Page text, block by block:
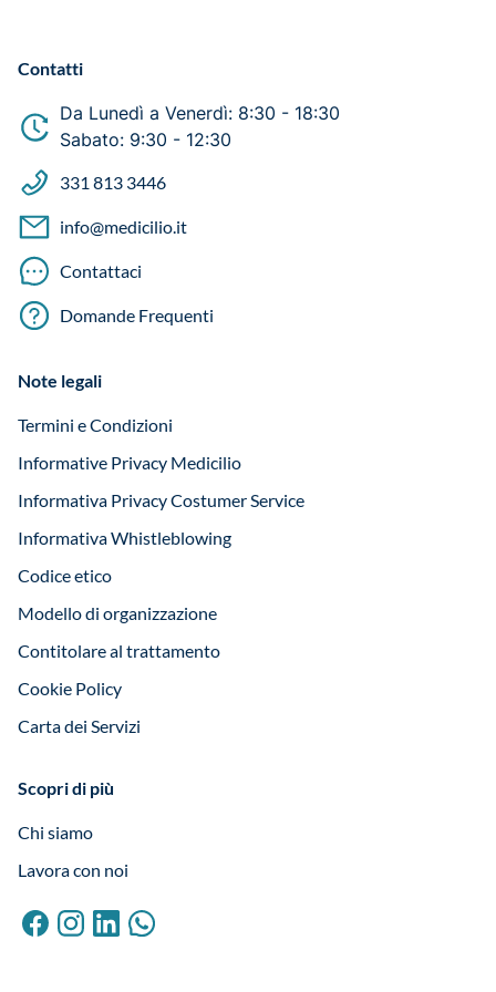
Contatti
Da Lunedì a Venerdì: 8:30 - 18:30
Sabato: 9:30 - 12:30
331 813 3446
info@medicilio.it
Contattaci
Domande Frequenti
Note legali
Termini e Condizioni
Informative Privacy Medicilio
Informativa Privacy Costumer Service
Informativa Whistleblowing
Codice etico
Modello di organizzazione
Contitolare al trattamento
Cookie Policy
Carta dei Servizi
Scopri di più
Chi siamo
Lavora con noi